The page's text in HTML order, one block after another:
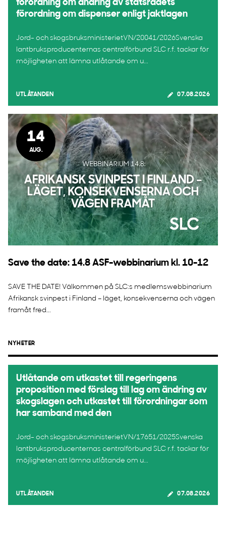
förordning om ändring av statsrådets
förordning om dispenser enligt jaktlagen
Jord- och skogsbruksministerietVN/20041/2026Svenska
lantbruksproducenternas centralförbund SLC r.f. tackar för
möjligheten att lämna utlåtande om u...
UTLÅTANDEN 07.08.2026
14
AUG.
Save the date: 14.8 ASF-webbinarium kl. 10-12
SAVE THE DATE! Välkommen på SLC:s medlemswebbinarium
Afrikansk svinpest i Finland – läget, konsekvenserna och vägen
framåt fred...
NYHETER
Utlåtande om utkastet till regeringens
proposition med förslag till lag om ändring av
skogslagen och utkastet till förordningar som
har samband med den
Jord- och skogsbruksministerietVN/17651/2025Svenska
lantbruksproducenternas centralförbund SLC r.f. tackar för
möjligheten att lämna utlåtande om u...
UTLÅTANDEN 07.08.2026